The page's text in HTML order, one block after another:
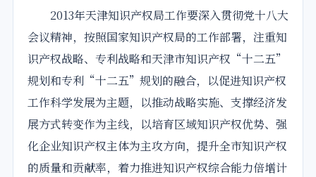
2013年天津知识产权局工作要深入贯彻党十八大
会议精神，按照国家知识产权局的工作部署，注重知
识产权战略、专利战略和天津市知识产权“十二五”
规划和专利“十二五”规划的融合，以促进知识产权
工作科学发展为主题，以推动战略实施、支撑经济发
展方式转变作为主线，以培育区域知识产权优势、强
化企业知识产权主体为主攻方向，提升全市知识产权
的质量和贡献率，着力推进知识产权综合能力倍增计